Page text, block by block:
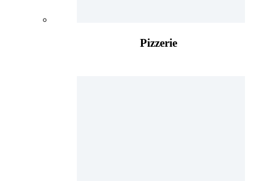
Pizzerie